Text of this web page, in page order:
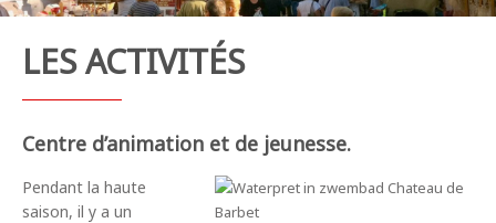
LES ACTIVITÉS
Centre d’animation et de jeunesse.
Pendant la haute
saison, il y a un